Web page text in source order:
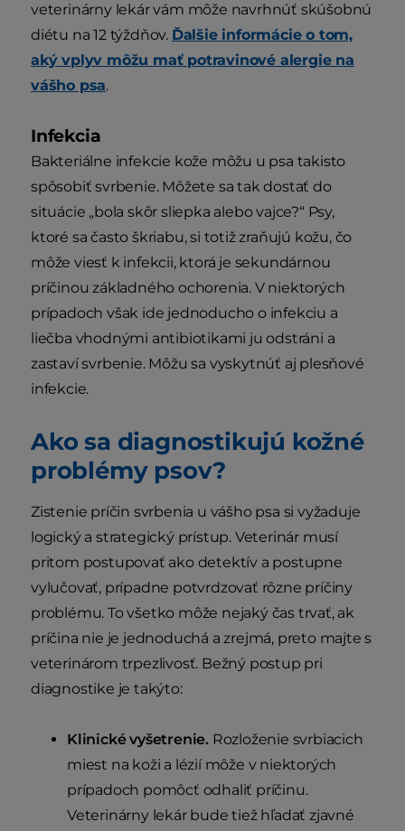
veterinárny lekár vám môže navrhnúť skúšobnú
diétu na 12 týždňov. Ďalšie informácie o tom,
aký vplyv môžu mať potravinové alergie na
vášho psa.
Infekcia
Bakteriálne infekcie kože môžu u psa takisto
spôsobiť svrbenie. Môžete sa tak dostať do
situácie „bola skôr sliepka alebo vajce?“ Psy,
ktoré sa často škriabu, si totiž zraňujú kožu, čo
môže viesť k infekcii, ktorá je sekundárnou
príčinou základného ochorenia. V niektorých
prípadoch však ide jednoducho o infekciu a
liečba vhodnými antibiotikami ju odstráni a
zastaví svrbenie. Môžu sa vyskytnúť aj plesňové
infekcie.
Ako sa diagnostikujú kožné
problémy psov?
Zistenie príčin svrbenia u vášho psa si vyžaduje
logický a strategický prístup. Veterinár musí
pritom postupovať ako detektív a postupne
vylučovať, prípadne potvrdzovať rôzne príčiny
problému. To všetko môže nejaký čas trvať, ak
príčina nie je jednoduchá a zrejmá, preto majte s
veterinárom trpezlivosť. Bežný postup pri
diagnostike je takýto:
Klinické vyšetrenie. Rozloženie svrbiacich
miest na koži a lézií môže v niektorých
prípadoch pomôcť odhaliť príčinu.
Veterinárny lekár bude tiež hľadať zjavné